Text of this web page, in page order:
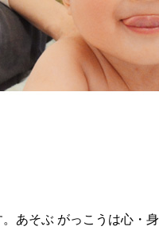
あそぶ がっこうは心・